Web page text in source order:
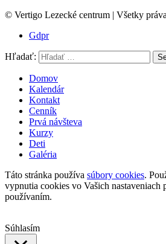
© Vertigo Lezecké centrum | Všetky
Gdpr
Hľadať:
Domov
Kalendár
Kontakt
Cenník
Prvá návšteva
Kurzy
Deti
Galéria
Táto stránka používa súbory cookies.
vypnutia cookies vo Vašich nastaveniach
používaním.
Súhlasím